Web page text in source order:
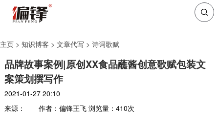
主页 > 知识博客 > 文章代写 > 诗词歌赋
品牌故事案例|原创XX食品蘸酱创意歌赋包装文
案策划撰写作
2021-01-27 20:10
来源：
作者：偏锋王飞 浏览量： 410次